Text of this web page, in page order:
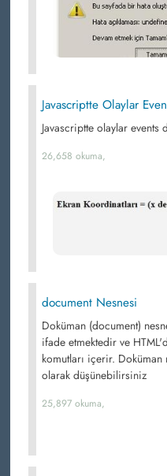
Javascriptte Olaylar
Javascriptte olaylar events
26,658 okuma,
document Nesnesi
Doküman (document)
ifade etmektedir ve
komutları içerir.
olarak düşünebilirsiniz
25,897 okuma,